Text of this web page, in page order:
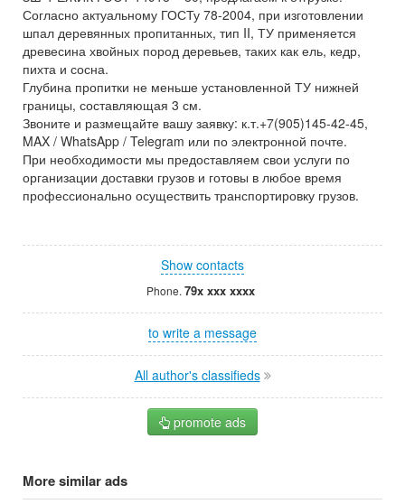
Согласно актуальному ГОСТу 78-2004, при изготовлении
шпал деревянных пропитанных, тип II, ТУ применяется
древесина хвойных пород деревьев, таких как ель, кедр,
пихта и сосна.
Глубина пропитки не меньше установленной ТУ нижней
границы, составляющая 3 см.
Звоните и размещайте вашу заявку: к.т.+7(905)145-42-45,
MAX / WhatsApp / Telegram или по электронной почте.
При необходимости мы предоставляем свои услуги по
организации доставки грузов и готовы в любое время
профессионально осуществить транспортировку грузов.
Show contacts
Phone. 79x xxx xxxx
to write a message
All author's classifieds
promote ads
More similar ads